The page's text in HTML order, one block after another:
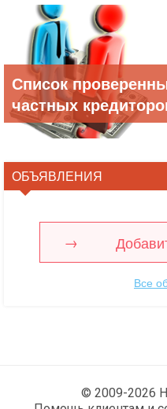
Список
частных
ОБЪЯВЛЕНИЯ
Все
© 2009-2026